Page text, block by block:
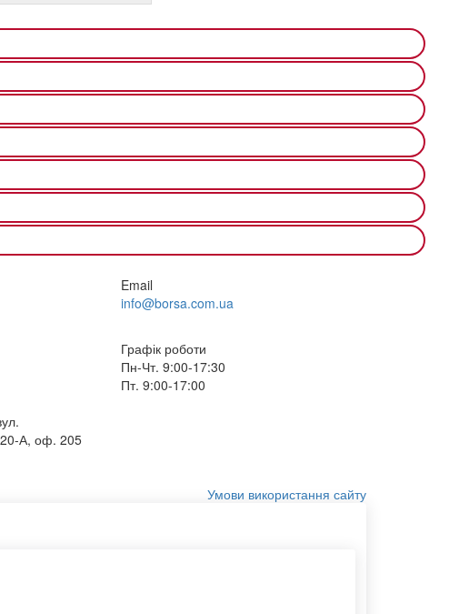
20-А, оф. 205
Email
info@borsa.com.ua
Графік роботи
Пн-Чт. 9:00-17:30
Пт. 9:00-17:00
Умови використання сайту